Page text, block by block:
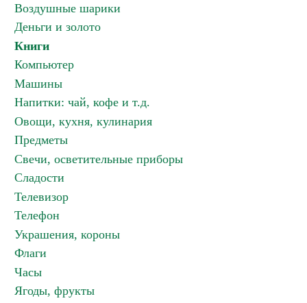
Воздушные шарики
Деньги и золото
Книги
Компьютер
Машины
Напитки: чай, кофе и т.д.
Овощи, кухня, кулинария
Предметы
Свечи, осветительные приборы
Сладости
Телевизор
Телефон
Украшения, короны
Флаги
Часы
Ягоды, фрукты